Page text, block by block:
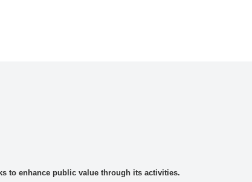
to enhance public value through its activities.